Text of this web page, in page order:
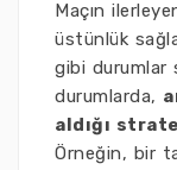
Maçın
üstünlük
gibi durumlar
durumlarda,
aldığı
Örneğin, bir